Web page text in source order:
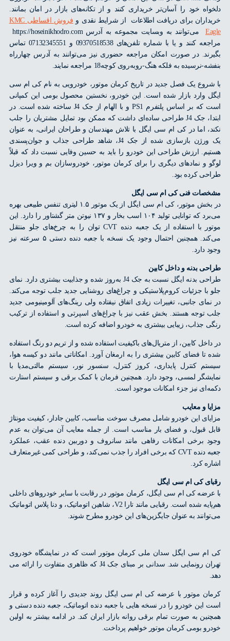
خود را آسان‌تر خریداری کنند و از تکانه‌های بازار در امان بمانند.
برای دریافت اطلاعات از شرایط نقدی و
فروش اقساطی KMC
می‌توانند به وبسایت مجموعه به آدرس https://hoseinikhodro.com
مراجعه کنند و یا با شماره تلفن‌های 09370518538 و 07132345551 تماس
در صورت امکان مراجعه حضوری نیز می‌توانند به آدرس چهارراه
نرسیده به فلکه هنگ-روبه‌روی کوچه18 مراجعه نمایند.
یک فصل جدید در تاریخ کرمان موتور، خودرویی به نام کی ام سی
وارد بازار شده است. این خودرو، نخستین محصول بومی این کمپانی
است که بر اساس پلتفرم PS1 و با الهام از جک J4 ساخته شده است. در
ابتدا، جک J4 طراحی ساده‌ای داشت که ممکن بود تمایل مشتریان را جلب
اما در کی ام سی ایگل با تلاش مهندسان و طراحان ایرانی، به عنوان
یک ورژن بازسازی شده از جک J4، شاهد طراحی جذاب و جوان‌پسندی
ارزش طراحی این خودرو را باید به حسین وفایی نسبت داد که قبلاً
و نمادهای دیگری را برای کرمان موتور، خودروسازان بم و ویرا دیزل
کرده بود.
فنی کی ام سی ایگل
در بخش موتور، کی ام سی ایگل از یک موتور ۱.۵ لیتری تنفس طبیعی بهره
می‌برد که توانایی تولید ۱۰۴ اسب بخار و ۱۳۷ نیوتن متر گشتاور را دارد. این
موتور با استفاده از یک جعبه دنده CVT توان را به چرخ‌های جلو منتقل
می‌کند. همچنین احتمال وجود یک نسخه با جعبه دنده دستی ۵ سرعته نیز
دارد.
بدنه و داخل کابین
طراحی بدنه ایگل نسبت به جک J4 به‌روز شده و جذابیت بیشتری دارد. نمای
جزئیات کروم‌پلاستیکی و چراغ‌های روشنایی جدید جلب توجه می‌کند.
جانبی، تغییرات زیادی اتفاق نیفتاده ولی رینگ‌های آلومینیومی جدید
توجه هستند. بخش عقب نیز با چراغ‌های اسپرتی و استفاده از ترکیب
جذاب، زیبایی بیشتری به خودرو اضافه کرده است.
کابین، از متریال‌های باکیفیت استفاده شده و از تریم دو رنگ استفاده
فضای کابین بیشتری را به ارمغان آورد. امکاناتی مانند دو کیسه هوا،
کنترل پایداری، کروز کنترل، سنسور نور، سیستم مالتی‌مدیا با
لمسی، وجود دارد. همچنین فرمان با کمک برقی و سیستم استارت
نیز جزء امکانات موجود است.
و معایب
این خودرو شامل مصرف سوخت مناسب، کابین جادار، کیفیت مونتاژ
قبول، و فضای بار مناسب است. از جمله معایب آن می‌توان به عدم
برخی امکانات رفاهی مانند سانروف و دوربین دنده عقب، عملکرد
جعبه دنده CVT که برخی افراد را جذب نمی‌کند، و طراحی کمی غیرمتعارف
کرد.
کی ام سی ایگل
کی ام سی ایگل، کرمان موتور در رقابت با سایر خودروهای داخلی
هم‌پایه شده است. رقبایی مانند تارا V2، شاهین اتوماتیک، و دنا پلاس اتوماتیک
به عنوان جایگزین‌های این خودرو مطرح شوند.
سی ایگل سدان ملی کرمان موتور است که در نمایشگاه خودروی
تهران رونمایی شد. سدانی بر مبنای جک J4 که ظاهری متفاوت را ارائه می
موتور با عرضه کی ام سی ایگل روند جدیدی را آغاز کرده و قرار
خودرو را در نسخه هایی با جعبه دنده اتوماتیک، جعبه دنده دستی و
به صورت تمام برقی روانه بازار ایران کند. در ادامه بیشتر به اولین
بومی کرمان موتور خواهیم پرداخت.